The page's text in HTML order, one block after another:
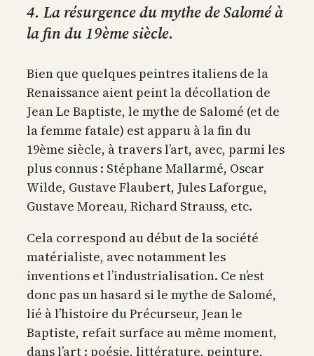
4. La résurgence du mythe de Salomé à
la fin du 19ème siècle.
Bien que quelques peintres italiens de la
Renaissance aient peint la décollation de
Jean Le Baptiste, le mythe de Salomé (et de
la femme fatale) est apparu à la fin du
19ème siècle, à travers l’art, avec, parmi les
plus connus : Stéphane Mallarmé, Oscar
Wilde, Gustave Flaubert, Jules Laforgue,
Gustave Moreau, Richard Strauss, etc.
Cela correspond au début de la société
matérialiste, avec notamment les
inventions et l’industrialisation. Ce n’est
donc pas un hasard si le mythe de Salomé,
lié à l’histoire du Précurseur, Jean le
Baptiste, refait surface au même moment,
dans l’art : poésie, littérature, peinture,